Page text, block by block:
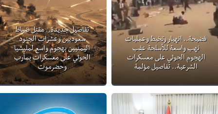
فضيحة.. انهيار وتخبط وعمليات
نهب واسعة للأسلحة عقب
الهجوم الحوثي على معسكرات
الشرعية.. تفاصيل مؤلمة
تفاصيل جديدة.. مقتل ضباط
سعوديين وعشرات الجنود
اليمنيين بهجوم واسع لمليشيا
الحوثي على معسكرات بمأرب
وحضرموت